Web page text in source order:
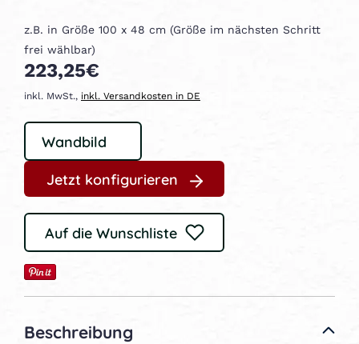
z.B. in Größe 100 x 48 cm (Größe im nächsten Schritt
frei wählbar)
223,25€
inkl. MwSt., inkl. Versandkosten in DE
Jetzt konfigurieren
Auf die Wunschliste
Beschreibung